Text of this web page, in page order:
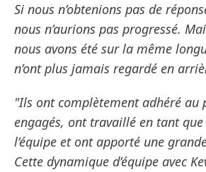
Si nous n’obtenions pas de
nous n’aurions pas progressé.
nous avons été sur la même
n’ont plus jamais regardé en
"Ils ont complètement adhéré au
engagés, ont travaillé en tant
l’équipe et ont apporté une
Cette dynamique d’équipe avec